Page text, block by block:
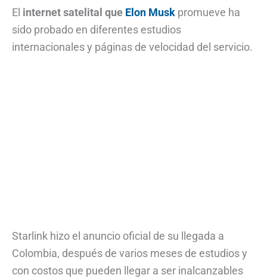
El internet satelital que Elon Musk promueve ha
sido probado en diferentes estudios
internacionales y páginas de velocidad del servicio.
Starlink hizo el anuncio oficial de su llegada a
Colombia, después de varios meses de estudios y
con costos que pueden llegar a ser inalcanzables